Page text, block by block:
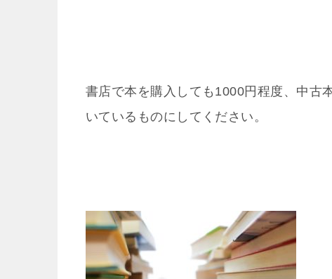
書店で本を購入しても1000円程度、中古
いているものにしてください。